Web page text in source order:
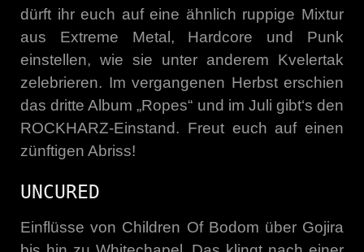
dürft ihr euch auf eine ähnlich ruppige Mixtur
aus Extreme Metal, Hardcore und Punk
einstellen, wie sie unter anderem Kvelertak
zelebrieren. Im vergangenen Herbst erschien
das dritte Album „Ropes“ und im Juli gibt‘s den
ROCKHARZ-Einstand. Freut euch auf einen
zünftigen Abriss!
UNCURED
Einflüsse von Children Of Bodom über Gojira